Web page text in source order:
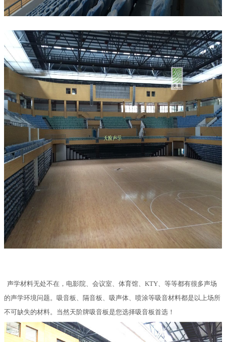
声学材料无处不在，电影院、会议室、体育馆、KTY、等等都有很多声场
的声学环境问题。吸音板、隔音板、吸声体、喷涂等吸音材料都是以上场所
不可缺失的材料。当然天阶牌吸音板是您选择吸音板首选！